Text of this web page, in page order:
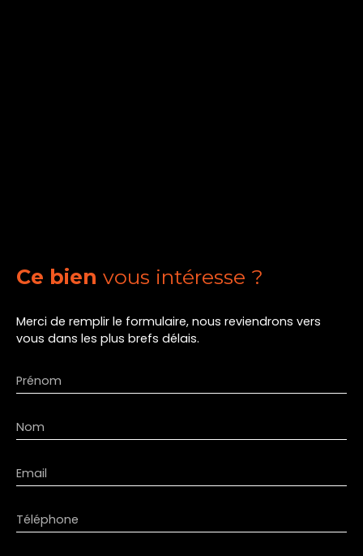
Ce bien vous intéresse ?
Merci de remplir le formulaire, nous reviendrons vers
vous dans les plus brefs délais.
Prénom
Nom
Email
Téléphone